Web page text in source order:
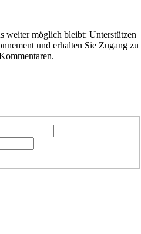
weiter möglich bleibt: Unterstützen
und erhalten Sie Zugang zu